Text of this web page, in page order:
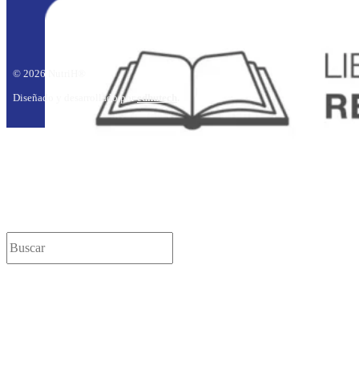
© 2026 NutriH®
Diseñado y desarrollado poredhutech